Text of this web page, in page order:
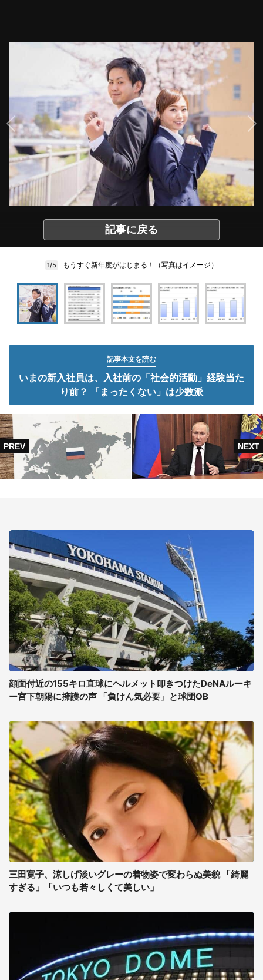
記事に戻る
1/5 もうすぐ新年度がはじまる！（写真はイメージ）
記事本文を読む
いまの新入社員は、入社前の「社会的活動」経験当た
り前？ 「まったくない」は少数派
顔面付近の155キロ直球にヘルメット叩きつけたDeNAルーキ
ー宮下朝陽に擁護の声 「負けん気必要」と球団OB
三田寛子、涼しげ淡いグレーの着物姿で変わらぬ美貌 「綺麗
すぎる」「いつも若々しくて美しい」